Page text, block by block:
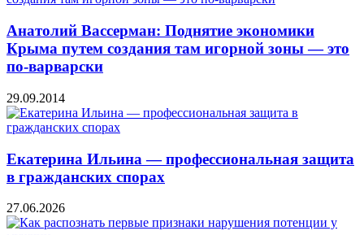
Анатолий Вассерман: Поднятие экономики
Крыма путем создания там игорной зоны — это
по-варварски
29.09.2014
Екатерина Ильина — профессиональная защита
в гражданских спорах
27.06.2026